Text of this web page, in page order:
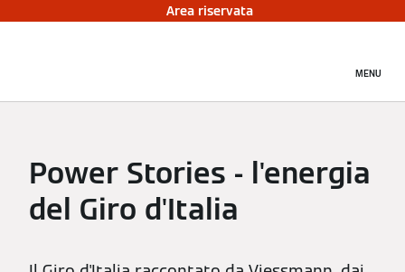
Area riservata
MENU
Power Stories - l'energia
del Giro d'Italia